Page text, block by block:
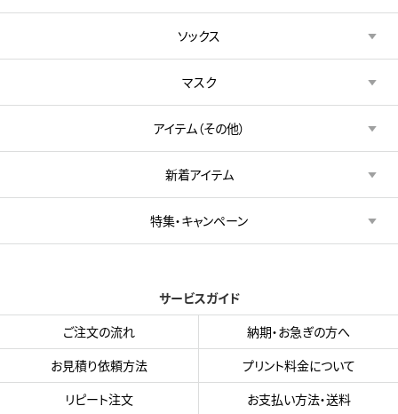
ソックス
マスク
アイテム（その他）
新着アイテム
特集・キャンペーン
サービスガイド
ご注文の流れ
納期・お急ぎの方へ
お見積り依頼方法
プリント料金について
リピート注文
お支払い方法・送料